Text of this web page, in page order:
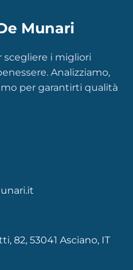
Munari
scegliere i migliori
Analizziamo,
per garantirti qualità
82, 53041 Asciano, IT